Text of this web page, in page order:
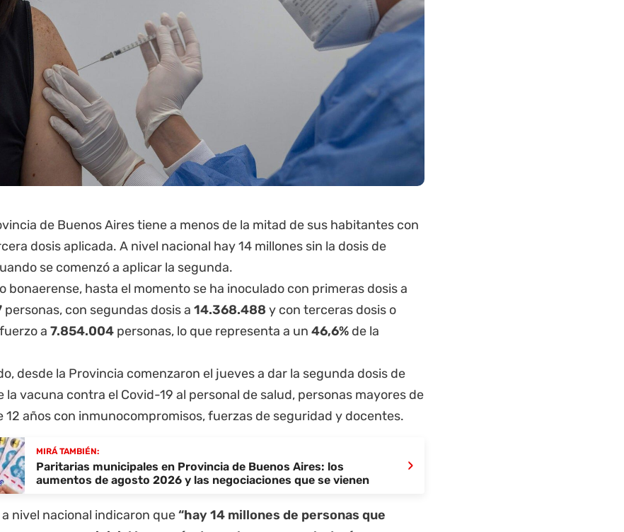
de Buenos Airestiene a menos de la mitad de sus habitantes con
dosis aplicada. A nivel nacional hay 14 millones sin la dosis de
se comenzó a aplicar la segunda.
bonaerense, hasta el momento se ha inoculado con primeras dosis a
personas, con segundas dosis a 14.368.488 y con terceras dosis o
a 7.854.004 personas, lo que representa a un 46,6% de la
desde la Provincia comenzaron el jueves a dar la segunda dosis de
la vacuna contra el Covid-19 al personal de salud, personas mayores de
12 años con inmunocompromisos, fuerzas de seguridad y docentes.
MIRÁ TAMBIÉN:
Paritarias municipales en Provincia de Buenos Aires: los
aumentos de agosto 2026 y las negociaciones que se vienen
›
nivel nacional indicaron que“hay 14 millones de personas que